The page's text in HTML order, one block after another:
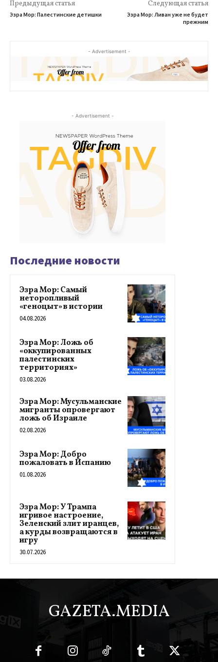
Предыдущая статья
Эзра Мор: Палестинские детишки
Следующая статья
Эзра Мор: Ливан уже не будет
прежним
- Advertisement -
- Advertisement -
Последние новости
Эзра Мор: Самый
неторопливый
«геноцыт» в истории
04.08.2026
Эзра Мор: Ложь об
«оккупированных
палестинских
территориях»
03.08.2026
Эзра Мор: Мусульманские
мигранты опровергают
ложь об Израиле
02.08.2026
Эзра Мор: Добро
пожаловать в Испанию
01.08.2026
Эзра Мор: У Трампа
игривое настроение,
Зеленский злит иранцев,
а курды возвращаются в
игру
30.07.2026
GAZETA.MEDIA